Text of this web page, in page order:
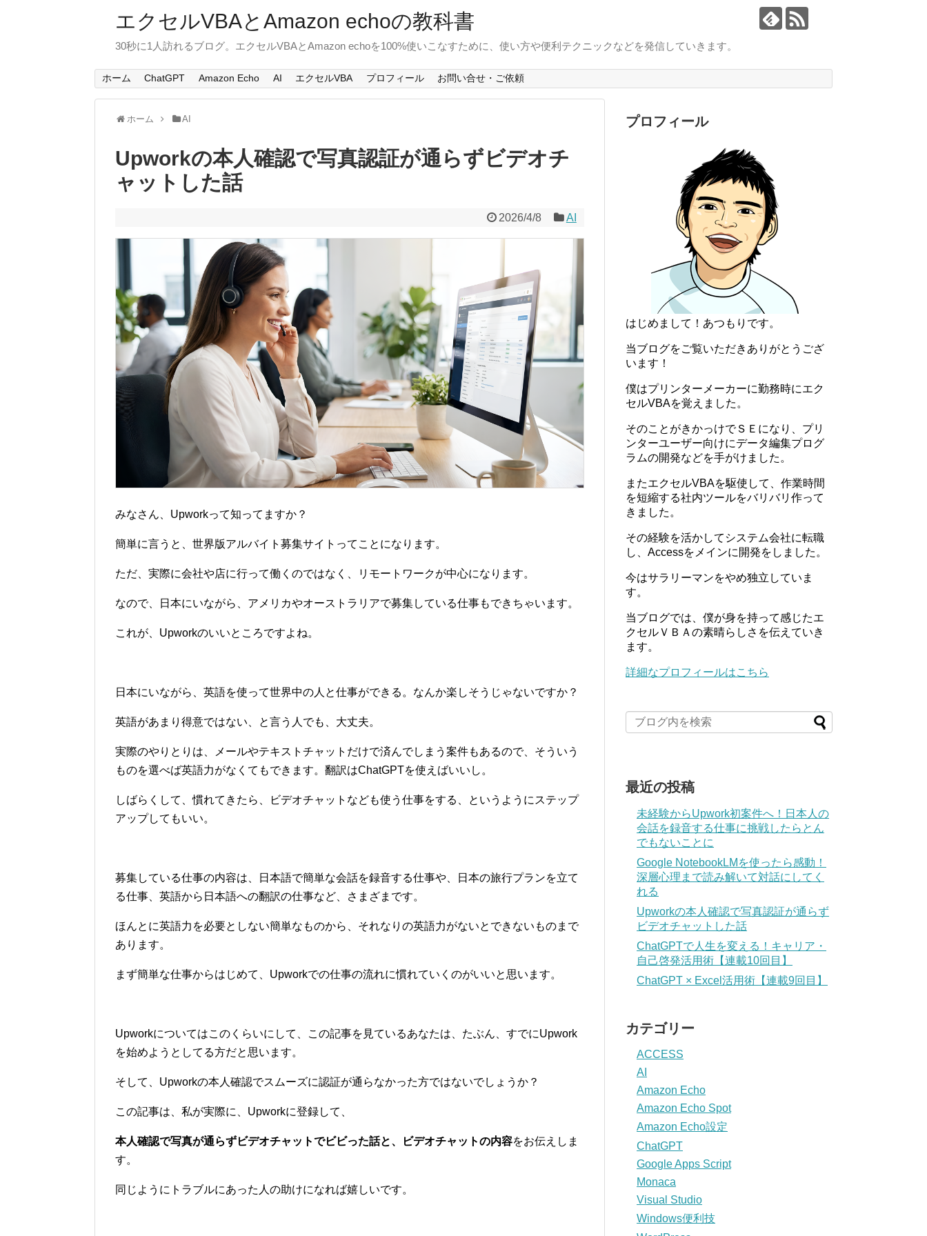
エクセルVBAとAmazon echoの教科書
30秒に1人訪れるブログ。エクセルVBAとAmazon echoを100%使いこなすために、使い方や便利テクニックなどを発信していきます。
ホーム ChatGPT Amazon Echo AI エクセルVBA プロフィール お問い合せ・ご依頼
ホーム AI
Upworkの本人確認で写真認証が通らずビデオチ
ャットした話
2026/4/8 AI
みなさん、Upworkって知ってますか？
簡単に言うと、世界版アルバイト募集サイトってことになります。
ただ、実際に会社や店に行って働くのではなく、リモートワークが中心になります。
なので、日本にいながら、アメリカやオーストラリアで募集している仕事もできちゃいます。
これが、Upworkのいいところですよね。
日本にいながら、英語を使って世界中の人と仕事ができる。なんか楽しそうじゃないですか？
英語があまり得意ではない、と言う人でも、大丈夫。
実際のやりとりは、メールやテキストチャットだけで済んでしまう案件もあるので、そういう
ものを選べば英語力がなくてもできます。翻訳はChatGPTを使えばいいし。
しばらくして、慣れてきたら、ビデオチャットなども使う仕事をする、というようにステップ
アップしてもいい。
募集している仕事の内容は、日本語で簡単な会話を録音する仕事や、日本の旅行プランを立て
る仕事、英語から日本語への翻訳の仕事など、さまざまです。
ほんとに英語力を必要としない簡単なものから、それなりの英語力がないとできないものまで
あります。
まず簡単な仕事からはじめて、Upworkでの仕事の流れに慣れていくのがいいと思います。
Upworkについてはこのくらいにして、この記事を見ているあなたは、たぶん、すでにUpwork
を始めようとしてる方だと思います。
そして、Upworkの本人確認でスムーズに認証が通らなかった方ではないでしょうか？
この記事は、私が実際に、Upworkに登録して、
本人確認で写真が通らずビデオチャットでビビった話と、ビデオチャットの内容をお伝えしま
す。
同じようにトラブルにあった人の助けになれば嬉しいです。
プロフィール
はじめまして！あつもりです。
当ブログをご覧いただきありがとうござ
います！
僕はプリンターメーカーに勤務時にエク
セルVBAを覚えました。
そのことがきかっけでＳＥになり、プリ
ンターユーザー向けにデータ編集プログ
ラムの開発などを手がけました。
またエクセルVBAを駆使して、作業時間
を短縮する社内ツールをバリバリ作って
きました。
その経験を活かしてシステム会社に転職
し、Accessをメインに開発をしました。
今はサラリーマンをやめ独立していま
す。
当ブログでは、僕が身を持って感じたエ
クセルＶＢＡの素晴らしさを伝えていき
ます。
詳細なプロフィールはこちら
最近の投稿
未経験からUpwork初案件へ！日本人の
会話を録音する仕事に挑戦したらとん
でもないことに
Google NotebookLMを使ったら感動！
深層心理まで読み解いて対話にしてく
れる
Upworkの本人確認で写真認証が通らず
ビデオチャットした話
ChatGPTで人生を変える！キャリア・
自己啓発活用術【連載10回目】
ChatGPT × Excel活用術【連載9回目】
カテゴリー
ACCESS
AI
Amazon Echo
Amazon Echo Spot
Amazon Echo設定
ChatGPT
Google Apps Script
Monaca
Visual Studio
Windows便利技